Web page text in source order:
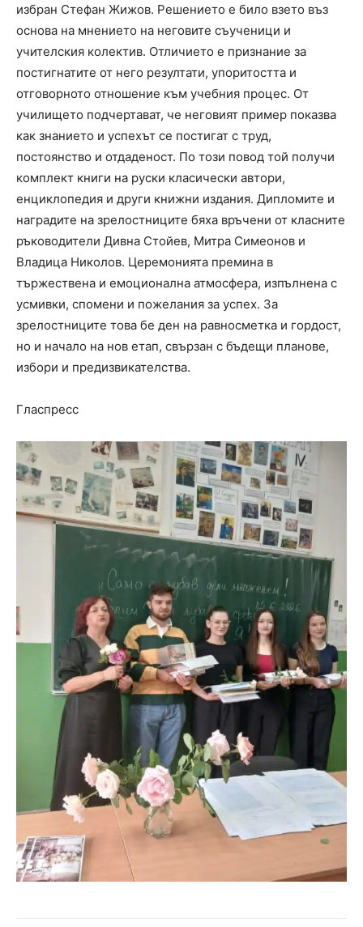
избран Стефан Жижов. Решението е било взето въз
основа на мнението на неговите съученици и
учителския колектив. Отличието е признание за
постигнатите от него резултати, упоритостта и
отговорното отношение към учебния процес. От
училището подчертават, че неговият пример показва
как знанието и успехът се постигат с труд,
постоянство и отдаденост. По този повод той получи
комплект книги на руски класически автори,
енциклопедия и други книжни издания. Дипломите и
наградите на зрелостниците бяха връчени от класните
ръководители Дивна Стойев, Митра Симеонов и
Владица Николов. Церемонията премина в
тържествена и емоционална атмосфера, изпълнена с
усмивки, спомени и пожелания за успех. За
зрелостниците това бе ден на равносметка и гордост,
но и начало на нов етап, свързан с бъдещи планове,
избори и предизвикателства.
Гласпресс